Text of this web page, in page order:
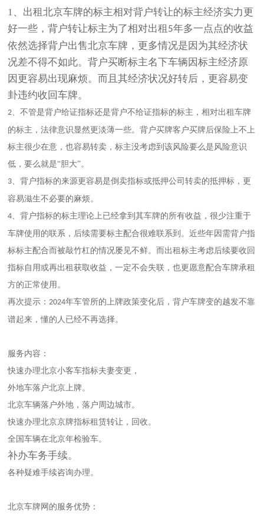
1、出租北京车牌的标主相对背户转让的标主经济实力更
好一些，背户转让标主为了相对出租 5年多一点点的收益
依然选择背户出售北京车牌，更多情况是因为其经济状
况差不得不如此。背户买断标主名下车辆因标主经济原
因更容易出现麻烦。而且其经济状况好转后，更容易变
卦违约收回车牌。
2 、不管是背户给证指标还是背户不给证指标的标主，相对出租车牌
的标主，法律意识显然更淡薄一些。背户买牌客户买牌后保险上不上
标主很少在意，也容易转卖，标主没考虑到该风险要么是风险意识
低，要么就是“胆大”。
3 、背户指标的来源更容易是倒卖指标或抵押公司转卖的抵押标，更
容易滋生不必要的麻烦。
4 、背户指标的标主理论上已经拿到其车牌的所有收益，很少注重于
车牌使用的联系，后续需要标主配合很难联系到。近些年因需背户指
标标主配合而被敲竹杠的情况屡见不鲜。而出租标主考虑后续要收回
指标自用或再出租获取收益，一定不会失联，也更愿意配合车牌承租
方的正常使用。
再次提示： 2024年车管所的上牌政策变化后，背户车牌变的越发不靠
谱起来，懂的人已经不再选择。
服务内容：
快速办理北京小客车指标夫妻变更，
外地车落户北京 上牌。
北京车辆落户外地，落户周边城市。
快速办理北京京牌指标租赁转让，回收。
全国车辆在北京年检验车。
补办车务手续。
各种疑难手续咨询办理。
北京车牌网的服务优势：